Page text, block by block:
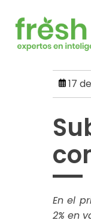
content
17
En el
2% en